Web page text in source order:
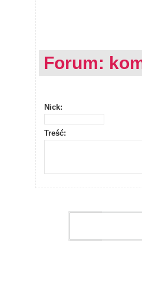
Forum:
Nick:
Treść: